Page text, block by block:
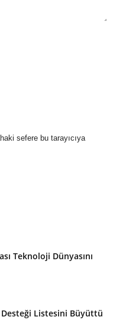
sefere bu tarayıcıya
Teknoloji Dünyasını
Desteği Listesini Büyüttü